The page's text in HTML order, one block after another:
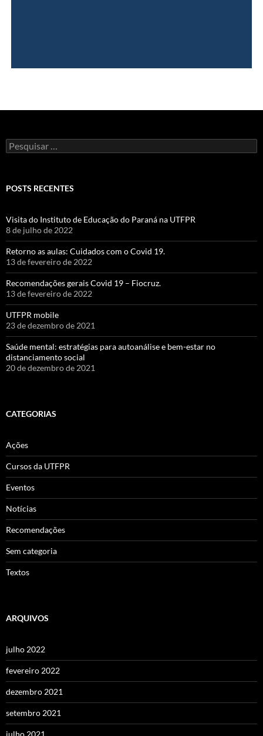
Pesquisar
por:
POSTS RECENTES
Visita do Instituto de Educação do Paraná na UTFPR
8 de julho de 2022
Retorno as aulas: Cuidados com o Covid 19.
13 de fevereiro de 2022
Recomendações gerais Covid 19 – Fiocruz.
13 de fevereiro de 2022
UTFPR mobile
23 de dezembro de 2021
Saúde mental: estratégias para autoanálise e bem-estar no
distanciamento social
20 de dezembro de 2021
CATEGORIAS
Ações
Cursos da UTFPR
Eventos
Notícias
Recomendações
Sem categoria
Textos
ARQUIVOS
julho 2022
fevereiro 2022
dezembro 2021
setembro 2021